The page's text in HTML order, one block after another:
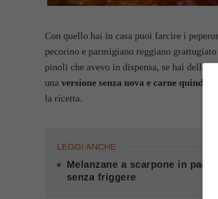
Con quello hai in casa puoi farcire i
pecorino e parmigiano reggiano
pinoli che avevo in dispensa, se hai delle
una versione senza uova e carne quindi
la ricetta.
LEGGI ANCHE
Melanzane a scarpone in
senza friggere